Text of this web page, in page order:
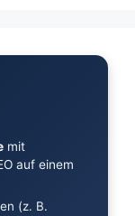
mit
auf einem
(z. B.